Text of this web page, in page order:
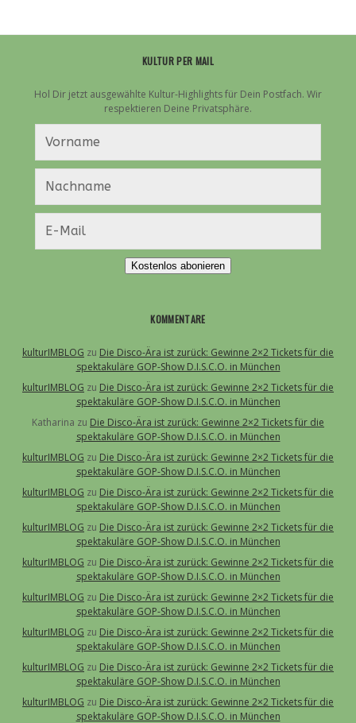
KULTUR PER MAIL
Hol Dir jetzt ausgewählte Kultur-Highlights für Dein Postfach. Wir
respektieren Deine Privatsphäre.
Kostenlos abonieren
KOMMENTARE
kulturIMBLOG zu Die Disco-Ära ist zurück: Gewinne 2×2 Tickets für die
spektakuläre GOP-Show D.I.S.C.O. in München
kulturIMBLOG zu Die Disco-Ära ist zurück: Gewinne 2×2 Tickets für die
spektakuläre GOP-Show D.I.S.C.O. in München
Katharina zu Die Disco-Ära ist zurück: Gewinne 2×2 Tickets für die
spektakuläre GOP-Show D.I.S.C.O. in München
kulturIMBLOG zu Die Disco-Ära ist zurück: Gewinne 2×2 Tickets für die
spektakuläre GOP-Show D.I.S.C.O. in München
kulturIMBLOG zu Die Disco-Ära ist zurück: Gewinne 2×2 Tickets für die
spektakuläre GOP-Show D.I.S.C.O. in München
kulturIMBLOG zu Die Disco-Ära ist zurück: Gewinne 2×2 Tickets für die
spektakuläre GOP-Show D.I.S.C.O. in München
kulturIMBLOG zu Die Disco-Ära ist zurück: Gewinne 2×2 Tickets für die
spektakuläre GOP-Show D.I.S.C.O. in München
kulturIMBLOG zu Die Disco-Ära ist zurück: Gewinne 2×2 Tickets für die
spektakuläre GOP-Show D.I.S.C.O. in München
kulturIMBLOG zu Die Disco-Ära ist zurück: Gewinne 2×2 Tickets für die
spektakuläre GOP-Show D.I.S.C.O. in München
kulturIMBLOG zu Die Disco-Ära ist zurück: Gewinne 2×2 Tickets für die
spektakuläre GOP-Show D.I.S.C.O. in München
kulturIMBLOG zu Die Disco-Ära ist zurück: Gewinne 2×2 Tickets für die
spektakuläre GOP-Show D.I.S.C.O. in München